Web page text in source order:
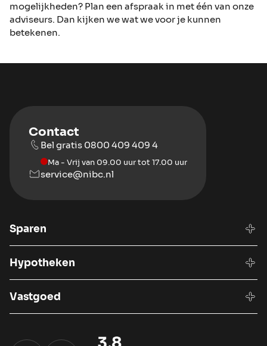
mogelijkheden? Plan een afspraak in met één van onze
adviseurs. Dan kijken we wat we voor je kunnen
betekenen.
Contact
Bel gratis 0800 409 409 4
Ma - Vrij van 09.00 uur tot 17.00 uur
service@nibc.nl
Sparen
Hypotheken
Vastgoed